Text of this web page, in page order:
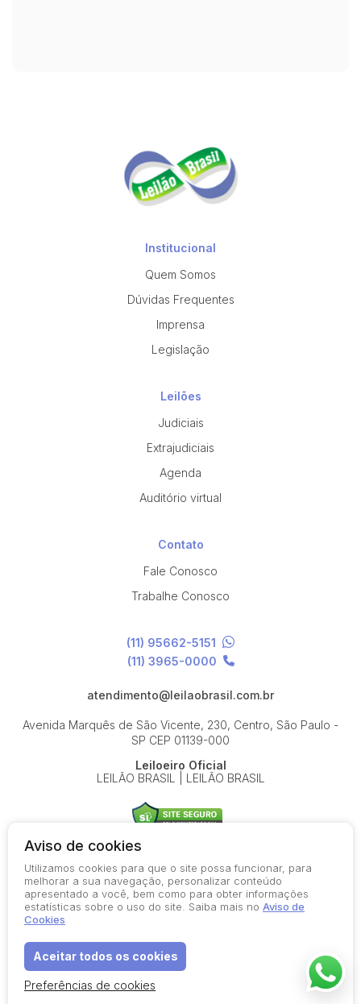
Institucional
Quem Somos
Dúvidas Frequentes
Imprensa
Legislação
Leilões
Judiciais
Extrajudiciais
Agenda
Auditório virtual
Contato
Fale Conosco
Trabalhe Conosco
(11) 95662-5151
(11) 3965-0000
atendimento@leilaobrasil.com.br
Avenida Marquês de São Vicente, 230, Centro, São Paulo -
SP CEP 01139-000
Leiloeiro Oficial
LEILÃO BRASIL | LEILÃO BRASIL
© 2026-present - Todos os direitos reservados
Política de Privacidade
Termos de Uso
Aviso de cookies
Utilizamos cookies para que o site possa funcionar, para
melhorar a sua navegação, personalizar conteúdo
apresentado a você, bem como para obter informações
estatísticas sobre o uso do site. Saiba mais no Aviso de
Cookies
Aceitar todos os cookies
Preferências de cookies